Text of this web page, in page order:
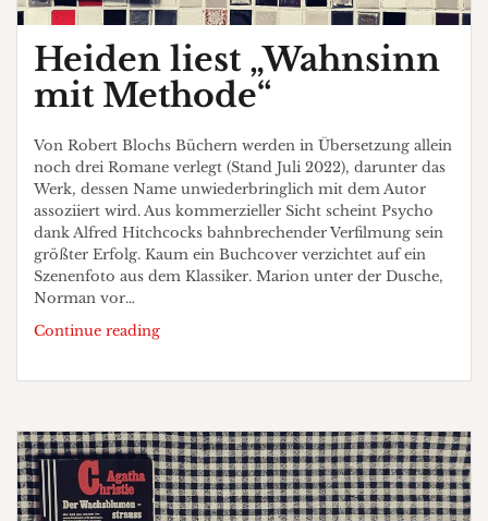
Heiden liest „Wahnsinn
mit Methode“
Von Robert Blochs Büchern werden in Übersetzung allein
noch drei Romane verlegt (Stand Juli 2022), darunter das
Werk, dessen Name unwiederbringlich mit dem Autor
assoziiert wird. Aus kommerzieller Sicht scheint Psycho
dank Alfred Hitchcocks bahnbrechender Verfilmung sein
größter Erfolg. Kaum ein Buchcover verzichtet auf ein
Szenenfoto aus dem Klassiker. Marion unter der Dusche,
Norman vor…
Continue readingHeiden